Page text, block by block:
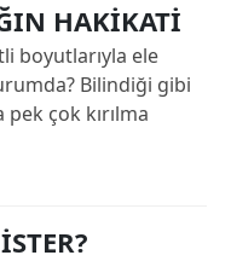
HAKİKATİ
boyutlarıyla ele
Bilindiği gibi
çok kırılma